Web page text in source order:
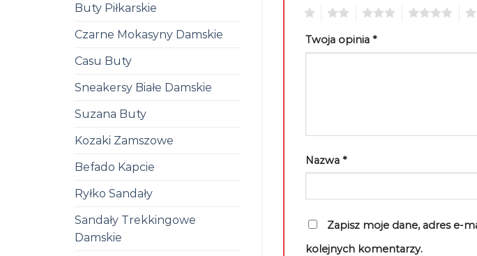
Buty Piłkarskie
Czarne Mokasyny Damskie
Casu Buty
Sneakersy Białe Damskie
Suzana Buty
Kozaki Zamszowe
Befado Kapcie
Ryłko Sandały
Sandały Trekkingowe
Damskie
Twoja opinia *
Nazwa *
Zapisz moje dane, adres e-
kolejnych komentarzy.